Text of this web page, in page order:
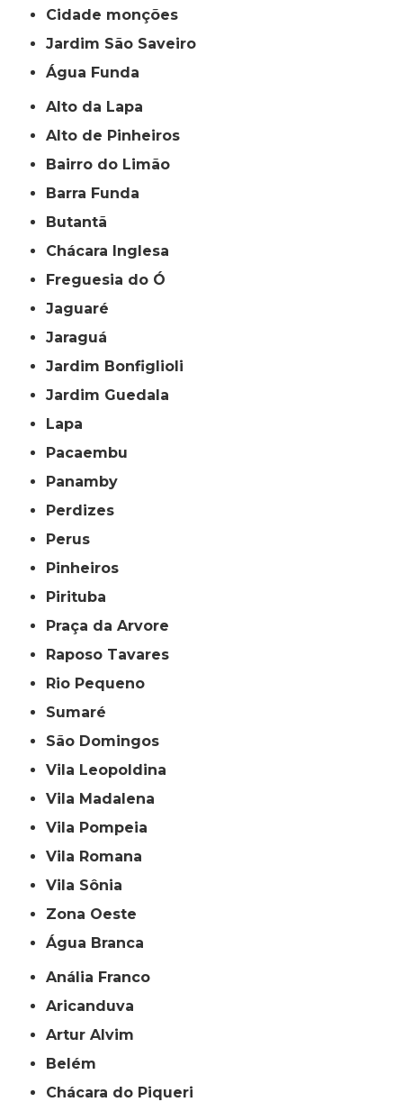
cidade monções
jardim São Saveiro
Água Funda
Alto da Lapa
Alto de Pinheiros
Bairro do Limão
Barra Funda
Butantã
Chácara Inglesa
Freguesia do Ó
Jaguaré
Jaraguá
Jardim Bonfiglioli
Jardim Guedala
Lapa
Pacaembu
Panamby
Perdizes
Perus
Pinheiros
Pirituba
Praça da Arvore
Raposo Tavares
Rio Pequeno
Sumaré
São Domingos
Vila Leopoldina
Vila Madalena
Vila Pompeia
Vila Romana
Vila Sônia
Zona Oeste
Água Branca
Anália Franco
Aricanduva
Artur Alvim
Belém
Chácara do Piqueri